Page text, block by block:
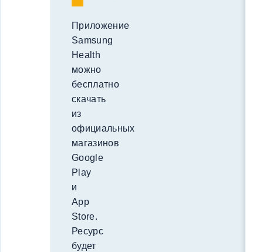
Приложение
Samsung
Health
можно
бесплатно
скачать
из
официальных
магазинов
Google
Play
и
App
Store.
Ресурс
будет